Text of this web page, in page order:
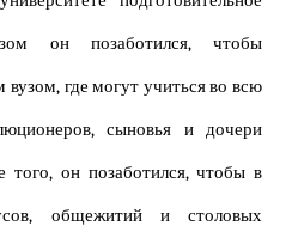
он позаботился, чтобы
где могут учиться во всю
сыновья и дочери
он позаботился, чтобы в
общежитий и столовых